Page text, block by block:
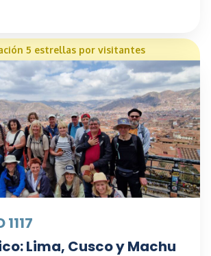
5 estrellas por visitantes
Lima, Cusco y Machu